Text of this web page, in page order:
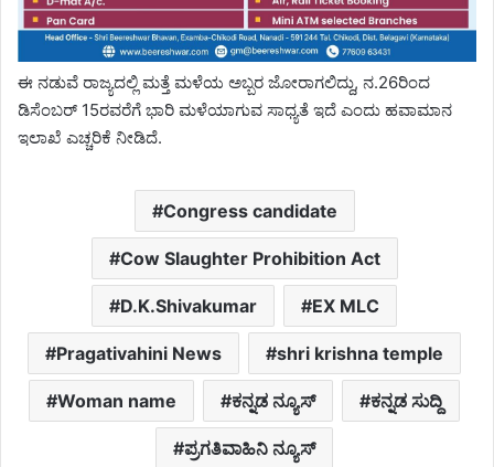
ಈ ನಡುವೆ ರಾಜ್ಯದಲ್ಲಿ ಮತ್ತೆ ಮಳೆಯ ಅಬ್ಬರ ಜೋರಾಗಲಿದ್ದು, ನ.26ರಿಂದ
ಡಿಸೆಂಬರ್ 15ರವರೆಗೆ ಭಾರಿ ಮಳೆಯಾಗುವ ಸಾಧ್ಯತೆ ಇದೆ ಎಂದು ಹವಾಮಾನ
ಇಲಾಖೆ ಎಚ್ಚರಿಕೆ ನೀಡಿದೆ.
Congress candidate
Cow Slaughter Prohibition Act
D.K.Shivakumar EX MLC
Pragativahini News shri krishna temple
Woman name ಕನ್ನಡ ನ್ಯೂಸ್ ಕನ್ನಡ ಸುದ್ದಿ
ಪ್ರಗತಿವಾಹಿನಿ ನ್ಯೂಸ್